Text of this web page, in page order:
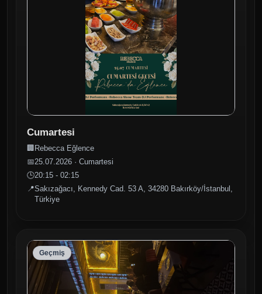
Cumartesi
🏢 Rebecca Eğlence
📅25.07.2026 · Cumartesi
🕒20:15 - 02:15
📍Sakızağacı, Kennedy Cad. 53 A, 34280 Bakırköy/İstanbul,
Türkiye
Geçmiş